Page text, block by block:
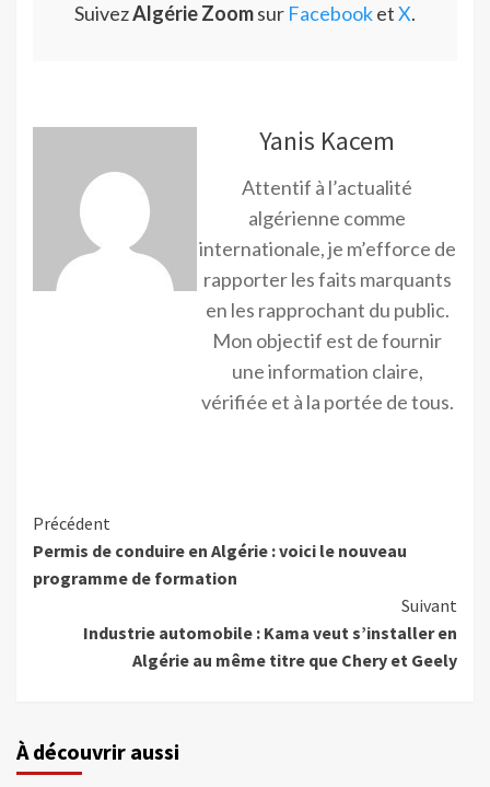
SuivezAlgérie Zoomsur FacebooketX.
Yanis Kacem
Attentif à l’actualité
algérienne comme
internationale, je m’efforce de
rapporter les faits marquants
en les rapprochant du public.
Mon objectif est de fournir
une information claire,
vérifiée et à la portée de tous.
Précédent
Permis de conduire en Algérie : voici le nouveau
programme de formation
Suivant
Industrie automobile : Kama veut s’installer en
Algérie au même titre que Chery et Geely
À découvrir aussi